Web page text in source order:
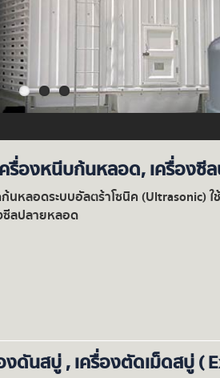
รื่องหนีบก้นหลอด, เครื่องซี
นหลอดระบบอัลตร้าโซนิค (Ultrasonic)
ซีลปลายหลอด
งดันสบู่ , เครื่องตัดเม็ดสบู่ (